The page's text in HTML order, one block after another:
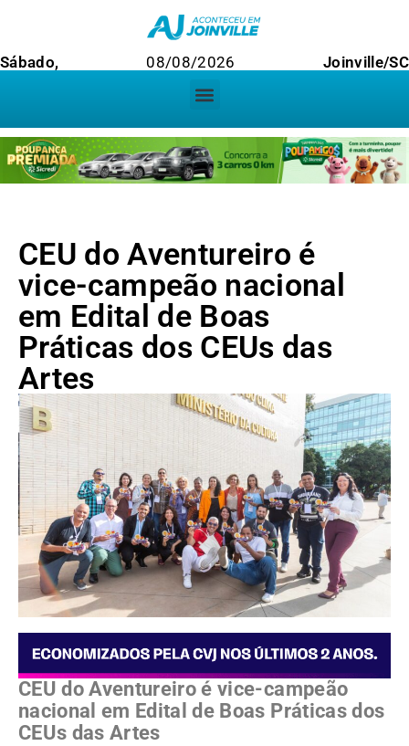
Sábado, 08/08/2026 Joinville/SC
CEU do Aventureiro é
vice-campeão nacional
em Edital de Boas
Práticas dos CEUs das
Artes
CEU do Aventureiro é vice-campeão
nacional em Edital de Boas Práticas dos
CEUs das Artes